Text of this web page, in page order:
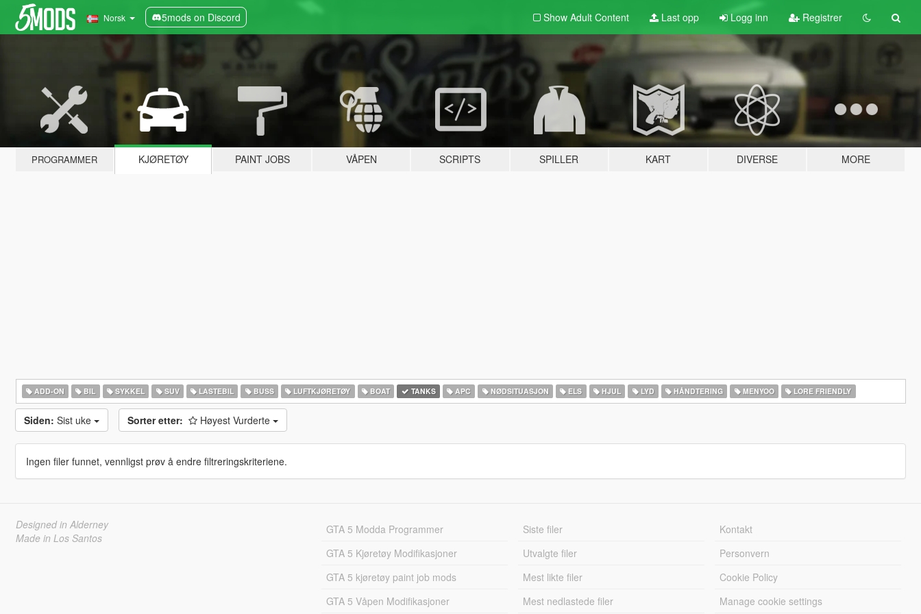
Norsk 5mods on Discord Show Adult Content Last opp Logg inn Registrer
PROGRAMMER KJØRETØY PAINT JOBS VÅPEN SCRIPTS SPILLER KART DIVERSE MORE
ADD-ON BIL SYKKEL SUV LASTEBIL BUSS LUFTKJØRETØY BOAT TANKS APC NØDSITUASJON ELS HJUL LYD HÅNDTERING MENYOO LORE FRIENDLY
Siden: Sist uke Sorter etter: Høyest Vurderte
Ingen filer funnet, vennligst prøv å endre filtreringskriteriene.
Designed in Alderney
Made in Los Santos
GTA 5 Modda Programmer
GTA 5 Kjøretøy Modifikasjoner
GTA 5 kjøretøy paint job mods
GTA 5 Våpen Modifikasjoner
Siste filer
Utvalgte filer
Mest likte filer
Mest nedlastede filer
Kontakt
Personvern
Cookie Policy
Manage cookie settings